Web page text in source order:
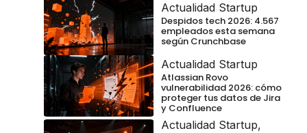
Actualidad Startup
Despidos tech 2026: 4.567
empleados esta semana
según Crunchbase
Actualidad Startup
Atlassian Rovo
vulnerabilidad 2026: cómo
proteger tus datos de Jira
y Confluence
Actualidad Startup,